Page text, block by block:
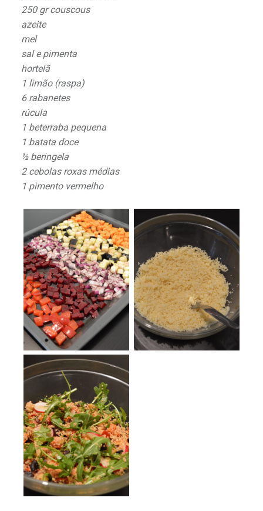
250 gr couscous
azeite
mel
sal e pimenta
hortelã
1 limão (raspa)
6 rabanetes
rúcula
1 beterraba pequena
1 batata doce
½ beringela
2 cebolas roxas médias
1 pimento vermelho